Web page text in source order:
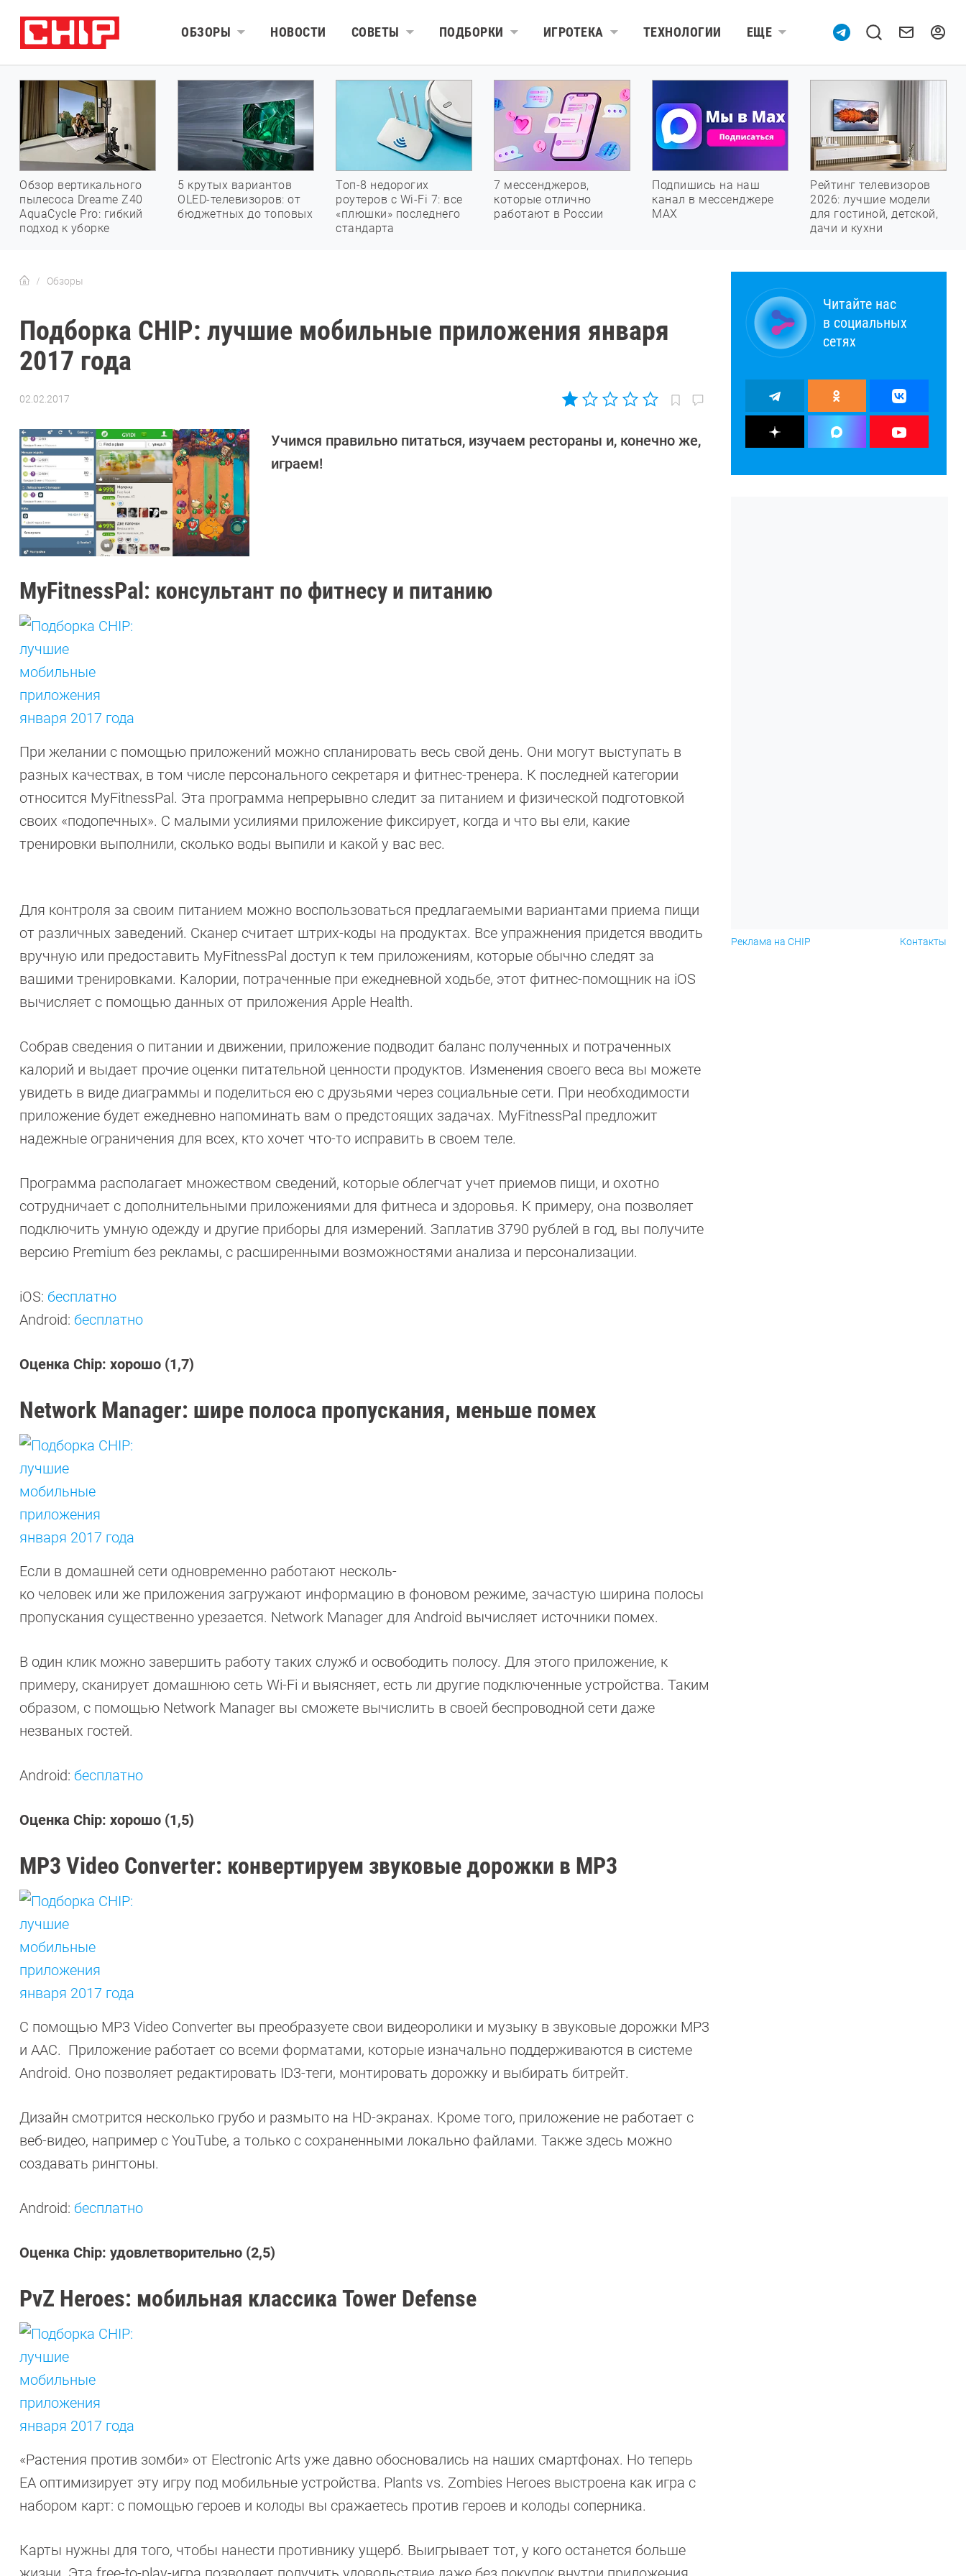
ОБЗОРЫ НОВОСТИ СОВЕТЫ ПОДБОРКИ ИГРОТЕКА ТЕХНОЛОГИИ ЕЩЕ
Обзор вертикального
пылесоса Dreame Z40
AquaCycle Pro: гибкий
подход к уборке
5 крутых вариантов
OLED-телевизоров: от
бюджетных до топовых
Топ-8 недорогих
роутеров с Wi-Fi 7: все
«плюшки» последнего
стандарта
7 мессенджеров,
которые отлично
работают в России
Подпишись на наш
канал в мессенджере
МАХ
Рейтинг телевизоров
2026: лучшие модели
для гостиной, детской,
дачи и кухни
Обзоры
Подборка CHIP: лучшие мобильные приложения января
2017 года
02.02.2017
Поповкин
Учимся правильно питаться, изучаем рестораны и, конечно же,
играем!
MyFitnessPal: консультант по фитнесу и питанию
При желании с помощью приложений можно спланировать весь свой день. Они могут выступать в
разных качествах, в том числе персонального секретаря и фитнес-тренера. К последней категории
относится MyFitnessPal. Эта программа непрерывно следит за питанием и физической подготовкой
своих «подопечных». С малыми усилиями приложение фиксирует, когда и что вы ели, какие
тренировки выполнили, сколько воды выпили и какой у вас вес.
Для контроля за своим питанием можно воспользоваться предлагаемыми вариантами приема пищи
от различных заведений. Сканер считает штрих-коды на продуктах. Все упражнения придется вводить
вручную или предоставить MyFitnessPal доступ к тем приложениям, которые обычно следят за
вашими тренировками. Калории, потраченные при ежедневной ходьбе, этот фитнес-помощник на iOS
вычисляет с помощью данных от приложения Apple Health.
Собрав сведения о питании и движении, приложение подводит баланс полученных и потраченных
калорий и выдает прочие оценки питательной ценности продуктов. Изменения своего веса вы можете
увидеть в виде диаграммы и поделиться ею с друзьями через социальные сети. При необходимости
приложение будет ежедневно напоминать вам о предстоящих задачах. MyFitnessPal предложит
надежные ограничения для всех, кто хочет что-то исправить в своем теле.
Программа располагает множеством сведений, которые облегчат учет приемов пищи, и охотно
сотрудничает с дополнительными приложениями для фитнеса и здоровья. К примеру, она позволяет
подключить умную одежду и другие приборы для измерений. Заплатив 3790 рублей в год, вы получите
версию Premium без рекламы, с расширенными возможностями анализа и персонализации.
iOS: бесплатно
Android: бесплатно
Оценка Chip: хорошо (1,7)
Network Manager: шире полоса пропускания, меньше помех
Если в домашней сети одновременно работают несколь-
ко человек или же приложения загружают информацию в фоновом режиме, зачастую ширина полосы
пропускания существенно урезается. Network Manager для Android вычисляет источники помех.
В один клик можно завершить работу таких служб и освободить полосу. Для этого приложение, к
примеру, сканирует домашнюю сеть Wi-Fi и выясняет, есть ли другие подключенные устройства. Таким
образом, с помощью Network Manager вы сможете вычислить в своей беспроводной сети даже
незваных гостей.
Android: бесплатно
Оценка Chip: хорошо (1,5)
MP3 Video Converter: конвертируем звуковые дорожки в MP3
С помощью MP3 Video Converter вы преобразуете свои видеоролики и музыку в звуковые дорожки MP3
и AAC. Приложение работает со всеми форматами, которые изначально поддерживаются в системе
Android. Оно позволяет редактировать ID3-теги, монтировать дорожку и выбирать битрейт.
Дизайн смотрится несколько грубо и размыто на HD-экранах. Кроме того, приложение не работает с
веб-видео, например с YouTube, а только с сохраненными локально файлами. Также здесь можно
создавать рингтоны.
Android: бесплатно
Оценка Chip: удовлетворительно (2,5)
PvZ Heroes: мобильная классика Tower Defense
«Растения против зомби» от Electronic Arts уже давно обосновались на наших смартфонах. Но теперь
EA оптимизирует эту игру под мобильные устройства. Plants vs. Zom­bies Heroes выстроена как игра с
набором карт: с помощью героев и колоды вы сражаетесь против героев и колоды соперника.
Карты нужны для того, чтобы нанести противнику ущерб. Выигрывает тот, у кого останется больше
Читайте нас
в социальных
сетях
Реклама на CHIP Контакты